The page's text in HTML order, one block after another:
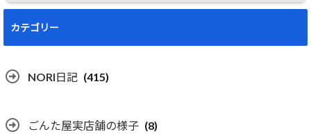
カテゴリー
NORI日記 (415)
ごんた屋実店舗の様子 (8)